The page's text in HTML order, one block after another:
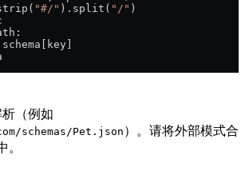
"#/" ).split( "/" )
析（例如
schemas/Pet.json ）。请将外部模式合
。